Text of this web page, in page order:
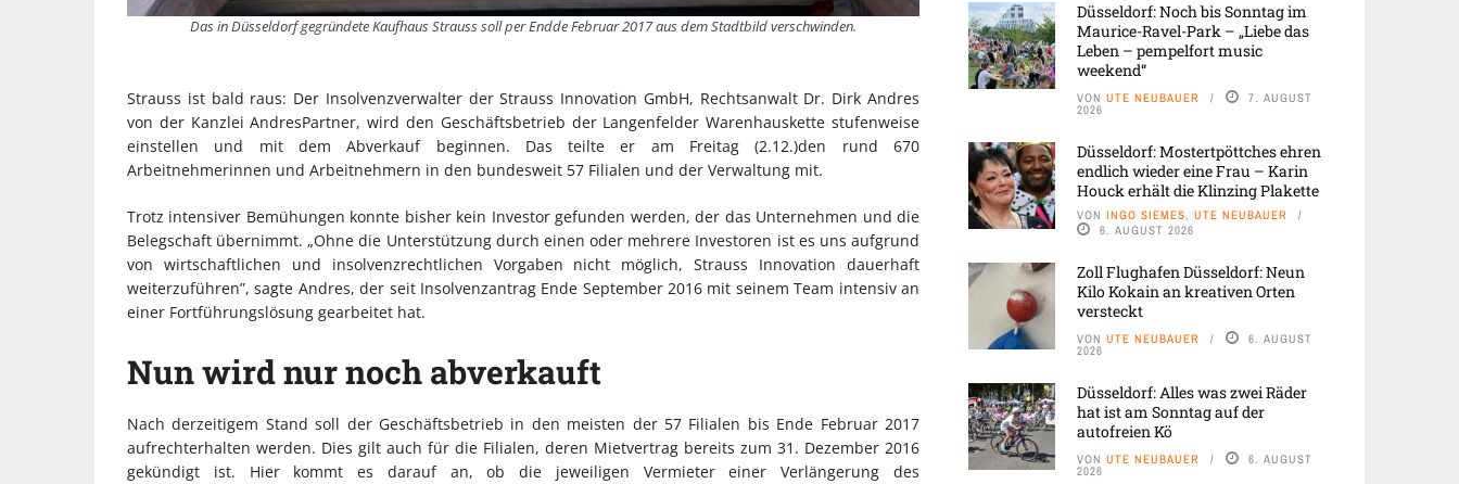
Das in Düsseldorf gegründete Kaufhaus Strauss soll per Endde Februar 2017 aus dem Stadtbild verschwinden.
Strauss ist bald raus: Der Insolvenzverwalter der Strauss Innovation GmbH, Rechtsanwalt Dr. Dirk Andres
von der Kanzlei AndresPartner, wird den Geschäftsbetrieb der Langenfelder Warenhauskette stufenweise
einstellen und mit dem Abverkauf beginnen. Das teilte er am Freitag (2.12.)den rund 670
Arbeitnehmerinnen und Arbeitnehmern in den bundesweit 57 Filialen und der Verwaltung mit.
Trotz intensiver Bemühungen konnte bisher kein Investor gefunden werden, der das Unternehmen und die
Belegschaft übernimmt. „Ohne die Unterstützung durch einen oder mehrere Investoren ist es uns aufgrund
von wirtschaftlichen und insolvenzrechtlichen Vorgaben nicht möglich, Strauss Innovation dauerhaft
weiterzuführen”, sagte Andres, der seit Insolvenzantrag Ende September 2016 mit seinem Team intensiv an
einer Fortführungslösung gearbeitet hat.
Nun wird nur noch abverkauft
Nach derzeitigem Stand soll der Geschäftsbetrieb in den meisten der 57 Filialen bis Ende Februar 2017
aufrechterhalten werden. Dies gilt auch für die Filialen, deren Mietvertrag bereits zum 31. Dezember 2016
gekündigt ist. Hier kommt es darauf an, ob die jeweiligen Vermieter einer Verlängerung des
Düsseldorf: Noch bis Sonntag im
Maurice-Ravel-Park – „Liebe das
Leben – pempelfort music
weekend“
VON UTE NEUBAUER 7. AUGUST
2026
Düsseldorf: Mostertpöttches ehren
endlich wieder eine Frau – Karin
Houck erhält die Klinzing Plakette
VON INGO SIEMES, UTE NEUBAUER
6. AUGUST 2026
Zoll Flughafen Düsseldorf: Neun
Kilo Kokain an kreativen Orten
versteckt
VON UTE NEUBAUER 6. AUGUST
2026
Düsseldorf: Alles was zwei Räder
hat ist am Sonntag auf der
autofreien Kö
VON UTE NEUBAUER 6. AUGUST
2026